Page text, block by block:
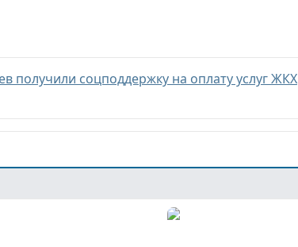
получили соцподдержку на оплату услуг ЖКХ